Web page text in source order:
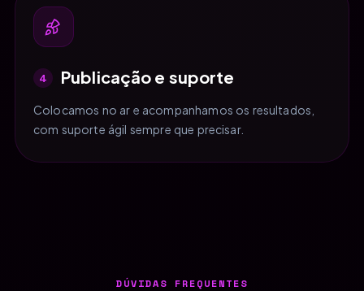
4 Publicação e suporte
Colocamos no ar e acompanhamos os resultados,
com suporte ágil sempre que precisar.
DÚVIDAS FREQUENTES